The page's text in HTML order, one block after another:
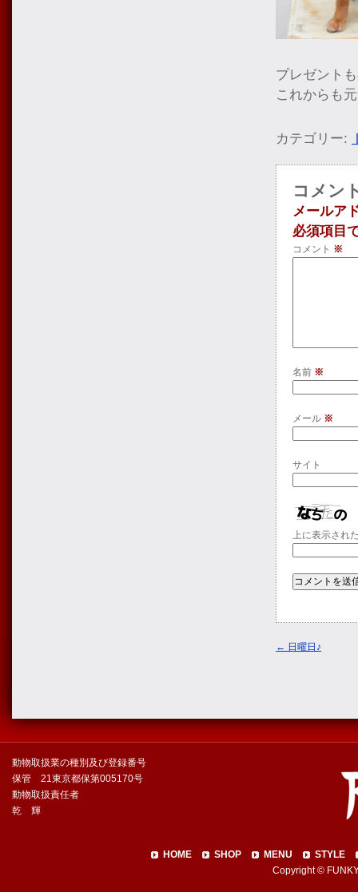
プレゼント
これからも
カテゴリー:
コメン
メールア
必須項目
コメント ※
名前 ※
メール ※
サイト
上に表示され
← 日曜日♪
動物取扱業の種別及び登録番号
保管 21東京都保第005170号
動物取扱責任者
乾 輝
HOME SHOP MENU
STYLE
Copyright ©